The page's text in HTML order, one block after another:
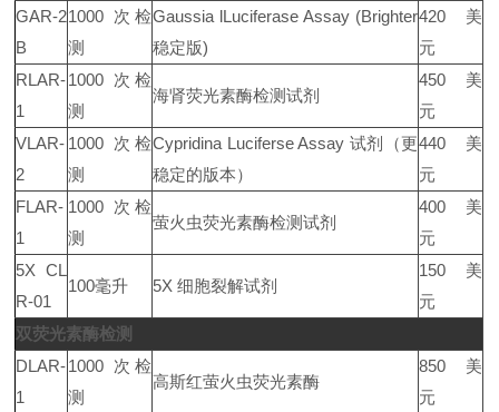
GAR-2
B
1000 次检
测
Gaussia lLuciferase Assay (Brighter
稳定版)
420 美
元
RLAR-
1
1000 次检
测
海肾荧光素酶检测试剂
450 美
元
VLAR-
2
1000 次检
测
Cypridina Luciferse Assay 试剂（更
稳定的版本）
440 美
元
FLAR-
1
1000 次检
测
萤火虫荧光素酶检测试剂
400 美
元
5X CL
R-01
100毫升 5X 细胞裂解试剂
150 美
元
双荧光素酶检测
DLAR-
1
1000 次检
测
高斯红萤火虫荧光素酶
850 美
元